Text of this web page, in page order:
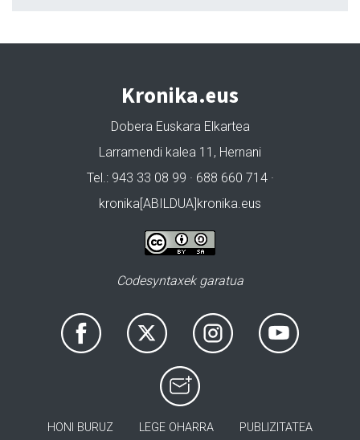
Kronika.eus
Dobera Euskara Elkartea
Larramendi kalea 11, Hernani
Tel.: 943 33 08 99 · 688 660 714 ·
kronika[ABILDUA]kronika.eus
Codesyntaxek garatua
HONI BURUZ LEGE OHARRA PUBLIZITATEA